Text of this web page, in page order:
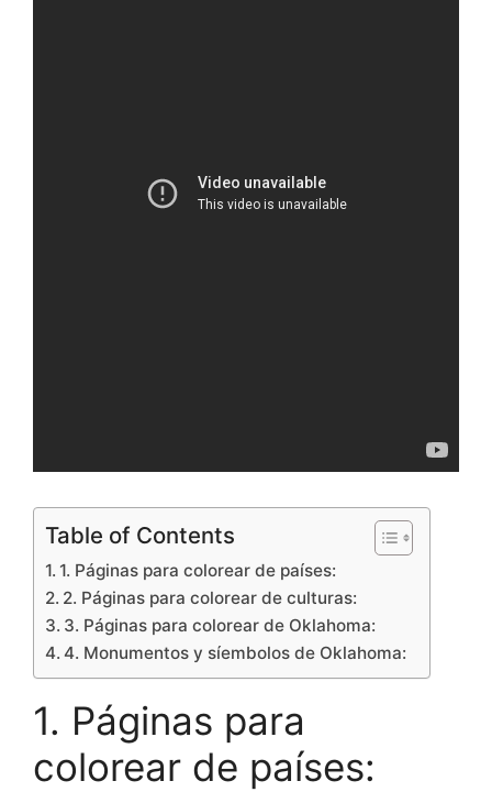
Table of Contents
1. Páginas para colorear de países:
2. Páginas para colorear de culturas:
3. Páginas para colorear de Oklahoma:
4. Monumentos y síembolos de Oklahoma:
1. Páginas para
colorear de países: